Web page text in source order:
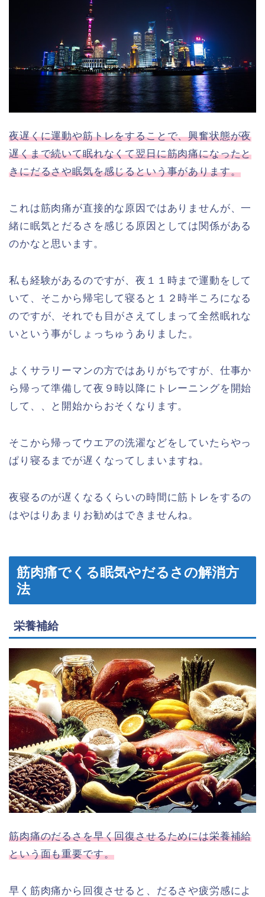
夜遅くに運動や筋トレをすることで、興奮状態が夜
遅くまで続いて眠れなくて翌日に筋肉痛になったと
きにだるさや眠気を感じるという事があります。
これは筋肉痛が直接的な原因ではありませんが、一
緒に眠気とだるさを感じる原因としては関係がある
のかなと思います。
私も経験があるのですが、夜１１時まで運動をして
いて、そこから帰宅して寝ると１２時半ころになる
のですが、それでも目がさえてしまって全然眠れな
いという事がしょっちゅうありました。
よくサラリーマンの方ではありがちですが、仕事か
ら帰って準備して夜９時以降にトレーニングを開始
して、、と開始からおそくなります。
そこから帰ってウエアの洗濯などをしていたらやっ
ぱり寝るまでが遅くなってしまいますね。
夜寝るのが遅くなるくらいの時間に筋トレをするの
はやはりあまりお勧めはできませんね。
筋肉痛でくる眠気やだるさの解消方
法
栄養補給
筋肉痛のだるさを早く回復させるためには栄養補給
という面も重要です。
早く筋肉痛から回復させると、だるさや疲労感によ